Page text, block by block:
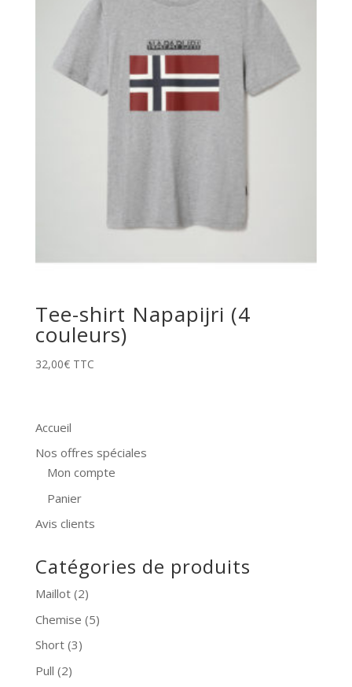
Tee-shirt Napapijri (4
couleurs)
32,00€ TTC
Accueil
Nos offres spéciales
Mon compte
Panier
Avis clients
Catégories de produits
Maillot (2)
Chemise (5)
Short (3)
Pull (2)